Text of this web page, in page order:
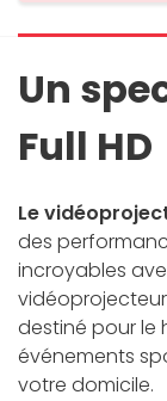
Un
Full HD
Le
des
incroyables
vidéoprojecteur
destiné pour le
événements
votre domicile.